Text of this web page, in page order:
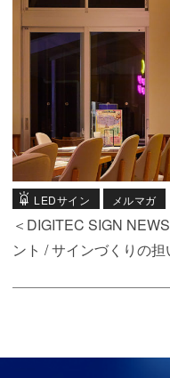
LEDサイン メルマガ
＜DIGITEC SIGN
ント / サインづくりの